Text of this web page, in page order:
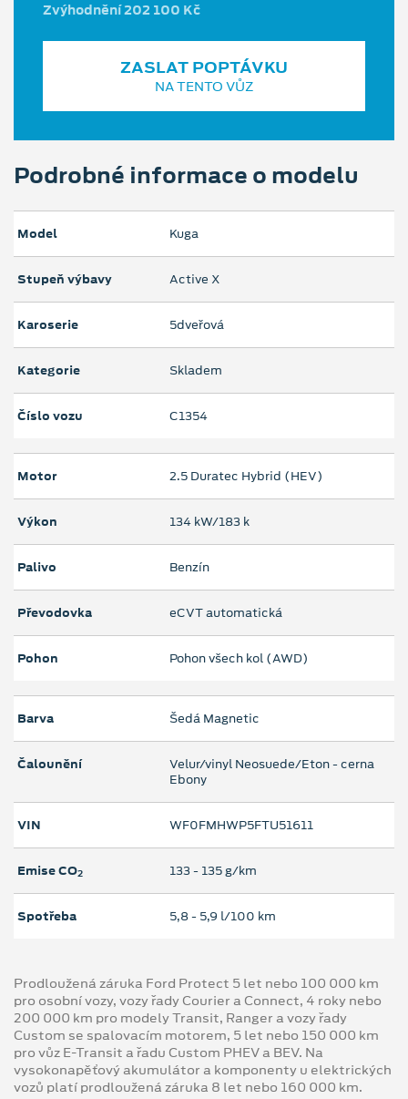
Zvýhodnění 202 100 Kč
ZASLAT POPTÁVKU
NA TENTO VŮZ
Podrobné informace o modelu
Model Kuga
Stupeň výbavy Active X
Karoserie 5dveřová
Kategorie Skladem
Číslo vozu C1354
Motor 2.5 Duratec Hybrid (HEV)
Výkon 134 kW/183 k
Palivo Benzín
Převodovka eCVT automatická
Pohon Pohon všech kol (AWD)
Barva Šedá Magnetic
Čalounění
Velur/vinyl Neosuede/Eton - cerna
Ebony
VIN WF0FMHWP5FTU51611
Emise CO2 133 ‐ 135 g/km
Spotřeba 5,8 ‐ 5,9 l/100 km
Prodloužená záruka Ford Protect 5 let nebo 100 000 km
pro osobní vozy, vozy řady Courier a Connect, 4 roky nebo
200 000 km pro modely Transit, Ranger a vozy řady
Custom se spalovacím motorem, 5 let nebo 150 000 km
pro vůz E-Transit a řadu Custom PHEV a BEV. Na
vysokonapěťový akumulátor a komponenty u elektrických
vozů platí prodloužená záruka 8 let nebo 160 000 km.